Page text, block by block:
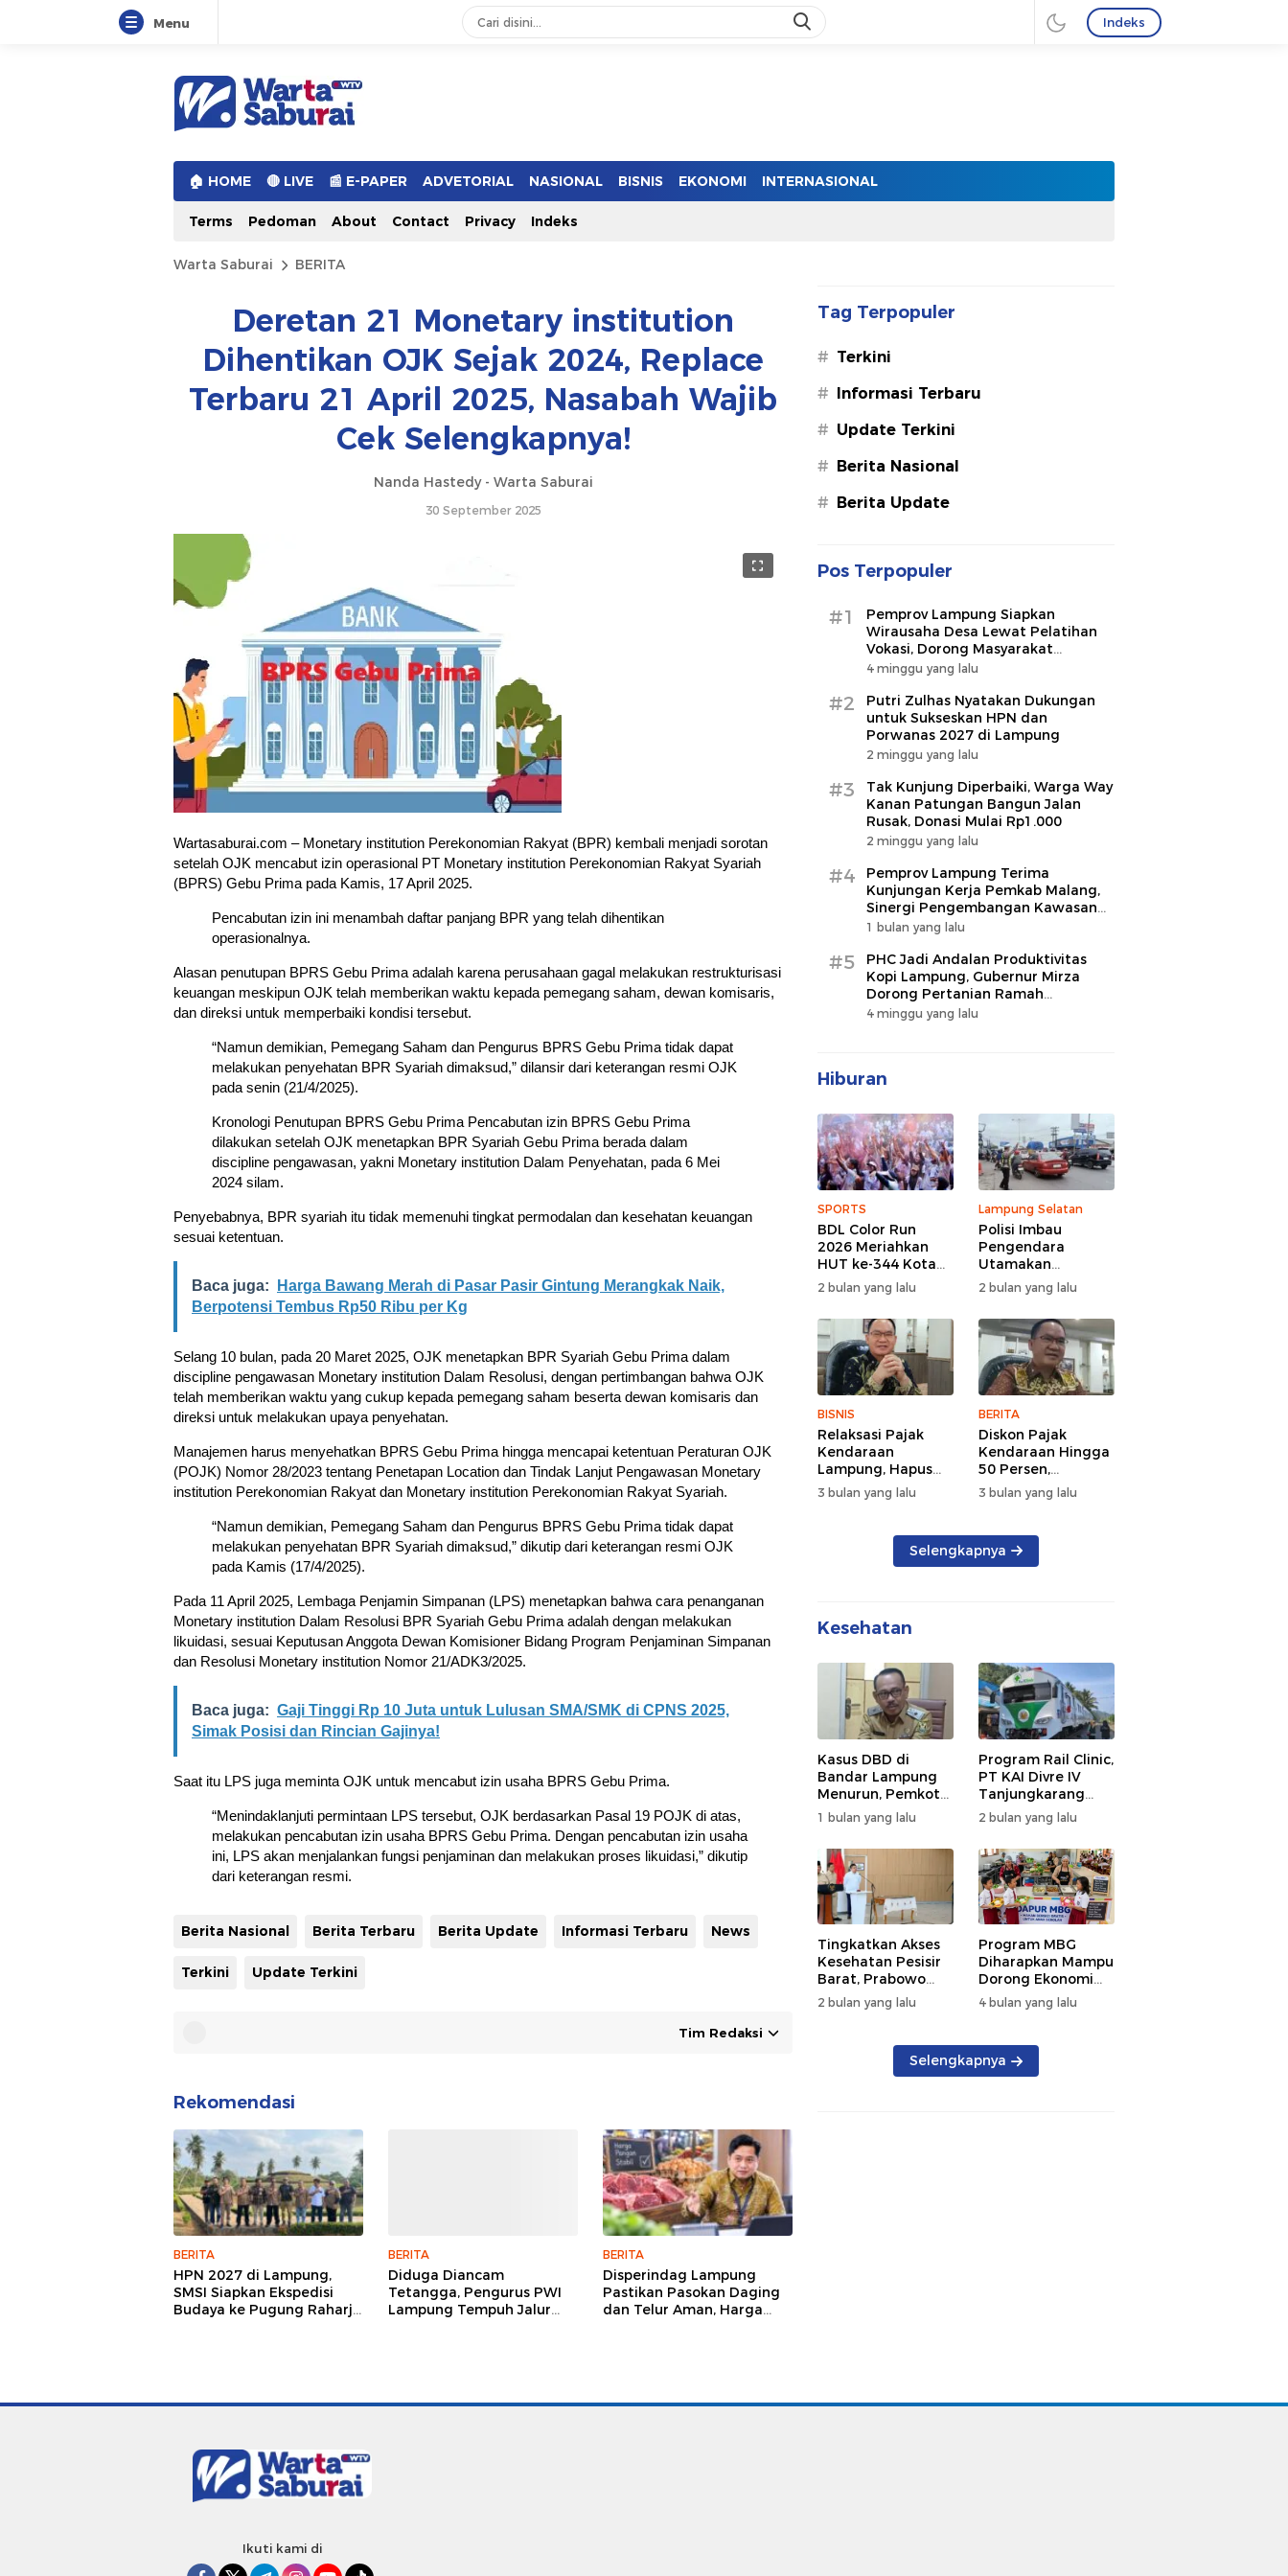
Menu Indeks
Warta Saburai
Sumber Informasi Terkini
🏠︎ HOME 🔴 LIVE 📰 E-PAPER ADVETORIAL NASIONAL BISNIS EKONOMI INTERNASIONAL
Terms Pedoman About Contact Privacy Indeks
Warta Saburai BERITA
Deretan 21 Monetary institution
Dihentikan OJK Sejak 2024, Replace
Terbaru 21 April 2025, Nasabah Wajib
Cek Selengkapnya!
Nanda Hastedy - Warta Saburai
30 September 2025
Wartasaburai.com – Monetary institution Perekonomian Rakyat (BPR) kembali menjadi sorotan
setelah OJK mencabut izin operasional PT Monetary institution Perekonomian Rakyat Syariah
(BPRS) Gebu Prima pada Kamis, 17 April 2025.
Pencabutan izin ini menambah daftar panjang BPR yang telah dihentikan
operasionalnya.
Alasan penutupan BPRS Gebu Prima adalah karena perusahaan gagal melakukan restrukturisasi
keuangan meskipun OJK telah memberikan waktu kepada pemegang saham, dewan komisaris,
dan direksi untuk memperbaiki kondisi tersebut.
“Namun demikian, Pemegang Saham dan Pengurus BPRS Gebu Prima tidak dapat
melakukan penyehatan BPR Syariah dimaksud,” dilansir dari keterangan resmi OJK
pada senin (21/4/2025).
Kronologi Penutupan BPRS Gebu Prima Pencabutan izin BPRS Gebu Prima
dilakukan setelah OJK menetapkan BPR Syariah Gebu Prima berada dalam
discipline pengawasan, yakni Monetary institution Dalam Penyehatan, pada 6 Mei
2024 silam.
Penyebabnya, BPR syariah itu tidak memenuhi tingkat permodalan dan kesehatan keuangan
sesuai ketentuan.
Baca juga:
Harga Bawang Merah di Pasar Pasir Gintung Merangkak Naik,
Berpotensi Tembus Rp50 Ribu per Kg
Selang 10 bulan, pada 20 Maret 2025, OJK menetapkan BPR Syariah Gebu Prima dalam
discipline pengawasan Monetary institution Dalam Resolusi, dengan pertimbangan bahwa OJK
telah memberikan waktu yang cukup kepada pemegang saham beserta dewan komisaris dan
direksi untuk melakukan upaya penyehatan.
Manajemen harus menyehatkan BPRS Gebu Prima hingga mencapai ketentuan Peraturan OJK
(POJK) Nomor 28/2023 tentang Penetapan Location dan Tindak Lanjut Pengawasan Monetary
institution Perekonomian Rakyat dan Monetary institution Perekonomian Rakyat Syariah.
“Namun demikian, Pemegang Saham dan Pengurus BPRS Gebu Prima tidak dapat
melakukan penyehatan BPR Syariah dimaksud,” dikutip dari keterangan resmi OJK
pada Kamis (17/4/2025).
Pada 11 April 2025, Lembaga Penjamin Simpanan (LPS) menetapkan bahwa cara penanganan
Monetary institution Dalam Resolusi BPR Syariah Gebu Prima adalah dengan melakukan
likuidasi, sesuai Keputusan Anggota Dewan Komisioner Bidang Program Penjaminan Simpanan
dan Resolusi Monetary institution Nomor 21/ADK3/2025.
Baca juga: Gaji Tinggi Rp 10 Juta untuk Lulusan SMA/SMK di CPNS 2025,
Simak Posisi dan Rincian Gajinya!
Saat itu LPS juga meminta OJK untuk mencabut izin usaha BPRS Gebu Prima.
“Menindaklanjuti permintaan LPS tersebut, OJK berdasarkan Pasal 19 POJK di atas,
melakukan pencabutan izin usaha BPRS Gebu Prima. Dengan pencabutan izin usaha
ini, LPS akan menjalankan fungsi penjaminan dan melakukan proses likuidasi,” dikutip
dari keterangan resmi.
Berita Nasional Berita Terbaru Berita Update Informasi Terbaru News
Terkini Update Terkini
Tim Redaksi
Rekomendasi
BERITA
HPN 2027 di Lampung,
SMSI Siapkan Ekspedisi
Budaya ke Pugung Raharjo
BERITA
Diduga Diancam
Tetangga, Pengurus PWI
Lampung Tempuh Jalur
BERITA
Disperindag Lampung
Pastikan Pasokan Daging
dan Telur Aman, Harga
Tag Terpopuler
# Terkini
# Informasi Terbaru
# Update Terkini
# Berita Nasional
# Berita Update
Pos Terpopuler
#1
Pemprov Lampung Siapkan
Wirausaha Desa Lewat Pelatihan
Vokasi, Dorong Masyarakat
Ciptakan Lapangan Kerja
4 minggu yang lalu
#2
Putri Zulhas Nyatakan Dukungan
untuk Sukseskan HPN dan
Porwanas 2027 di Lampung
2 minggu yang lalu
#3
Tak Kunjung Diperbaiki, Warga Way
Kanan Patungan Bangun Jalan
Rusak, Donasi Mulai Rp1.000
2 minggu yang lalu
#4
Pemprov Lampung Terima
Kunjungan Kerja Pemkab Malang,
Sinergi Pengembangan Kawasan
Industri dan Investasi
1 bulan yang lalu
#5
PHC Jadi Andalan Produktivitas
Kopi Lampung, Gubernur Mirza
Dorong Pertanian Ramah
Lingkungan
4 minggu yang lalu
Hiburan
SPORTS
BDL Color Run
2026 Meriahkan
HUT ke-344 Kota
Bandar Lampung,
Wujud Semangat
Sehat dan
Kebersamaan
2 bulan yang lalu
Lampung Selatan
Polisi Imbau
Pengendara
Utamakan
Keselamatan di
Tengah Kepadatan
Lalu Lintas Pagi
Hari
2 bulan yang lalu
BISNIS
Relaksasi Pajak
Kendaraan
Lampung, Hapus
Denda dan Beri
Diskon BBN
3 bulan yang lalu
BERITA
Diskon Pajak
Kendaraan Hingga
50 Persen,
Lampung Genjot
Mutasi Kendaraan
3 bulan yang lalu
Selengkapnya
Kesehatan
Kasus DBD di
Bandar Lampung
Menurun, Pemkot
Genjot PSN
Wujudkan Nol
Kematian
1 bulan yang lalu
Program Rail Clinic,
PT KAI Divre IV
Tanjungkarang
Beri Layanan
Kesehatan Gratis
250 Warga
2 bulan yang lalu
Tingkatkan Akses
Kesehatan Pesisir
Barat, Prabowo
Resmikan RSUD KH
Muhammad Thohir
2 bulan yang lalu
Program MBG
Diharapkan Mampu
Dorong Ekonomi
Daerah, DPRD
Lampung Tekankan
Produk Lokal
4 bulan yang lalu
Selengkapnya
Ikuti kami di